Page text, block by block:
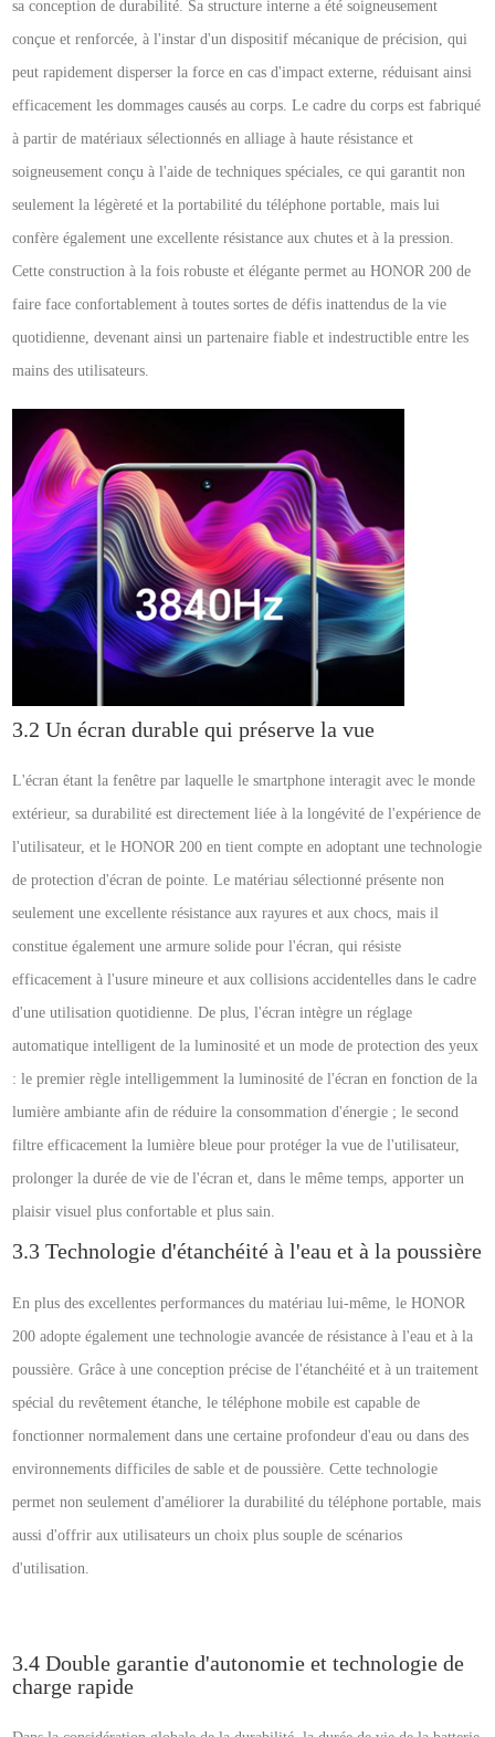
sa conception de durabilité. Sa structure interne a été soigneusement
conçue et renforcée, à l'instar d'un dispositif mécanique de précision, qui
peut rapidement disperser la force en cas d'impact externe, réduisant ainsi
efficacement les dommages causés au corps. Le cadre du corps est fabriqué
à partir de matériaux sélectionnés en alliage à haute résistance et
soigneusement conçu à l'aide de techniques spéciales, ce qui garantit non
seulement la légèreté et la portabilité du téléphone portable, mais lui
confère également une excellente résistance aux chutes et à la pression.
Cette construction à la fois robuste et élégante permet au HONOR 200 de
faire face confortablement à toutes sortes de défis inattendus de la vie
quotidienne, devenant ainsi un partenaire fiable et indestructible entre les
mains des utilisateurs.
3.2 Un écran durable qui préserve la vue
L'écran étant la fenêtre par laquelle le smartphone interagit avec le monde
extérieur, sa durabilité est directement liée à la longévité de l'expérience de
l'utilisateur, et le HONOR 200 en tient compte en adoptant une technologie
de protection d'écran de pointe. Le matériau sélectionné présente non
seulement une excellente résistance aux rayures et aux chocs, mais il
constitue également une armure solide pour l'écran, qui résiste
efficacement à l'usure mineure et aux collisions accidentelles dans le cadre
d'une utilisation quotidienne. De plus, l'écran intègre un réglage
automatique intelligent de la luminosité et un mode de protection des yeux
: le premier règle intelligemment la luminosité de l'écran en fonction de la
lumière ambiante afin de réduire la consommation d'énergie ; le second
filtre efficacement la lumière bleue pour protéger la vue de l'utilisateur,
prolonger la durée de vie de l'écran et, dans le même temps, apporter un
plaisir visuel plus confortable et plus sain.
3.3 Technologie d'étanchéité à l'eau et à la poussière
En plus des excellentes performances du matériau lui-même, le HONOR
200 adopte également une technologie avancée de résistance à l'eau et à la
poussière. Grâce à une conception précise de l'étanchéité et à un traitement
spécial du revêtement étanche, le téléphone mobile est capable de
fonctionner normalement dans une certaine profondeur d'eau ou dans des
environnements difficiles de sable et de poussière. Cette technologie
permet non seulement d'améliorer la durabilité du téléphone portable, mais
aussi d'offrir aux utilisateurs un choix plus souple de scénarios
d'utilisation.
3.4 Double garantie d'autonomie et technologie de
charge rapide